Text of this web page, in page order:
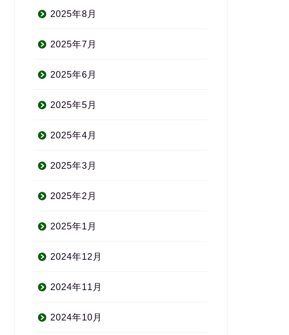
2025年8月
2025年7月
2025年6月
2025年5月
2025年4月
2025年3月
2025年2月
2025年1月
2024年12月
2024年11月
2024年10月